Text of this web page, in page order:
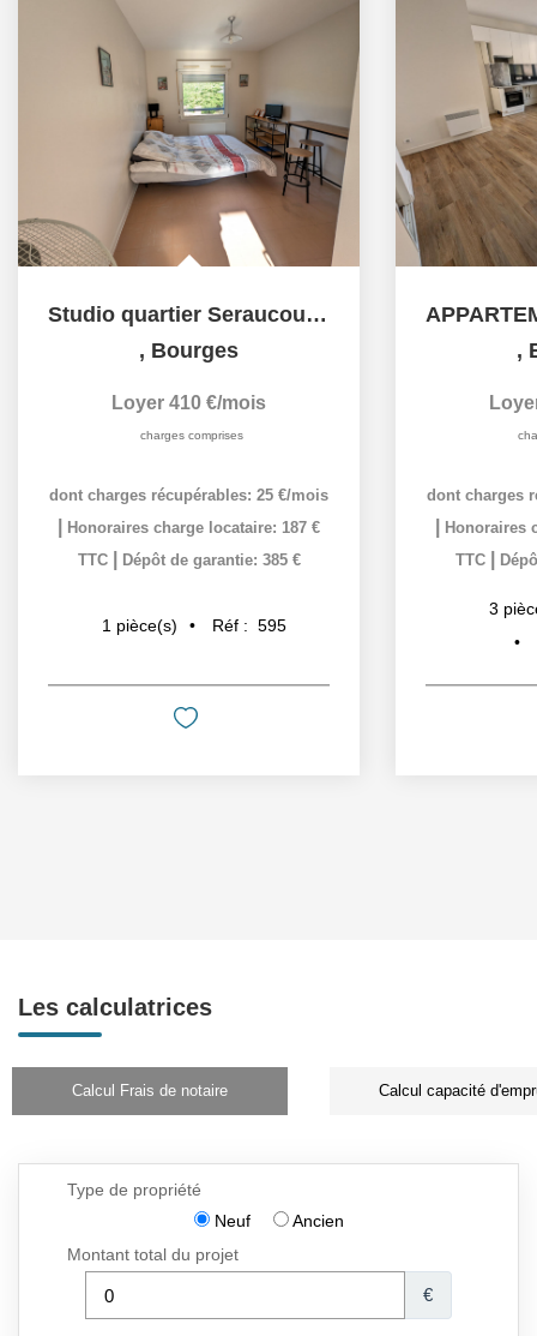
Studio quartier Seraucourt/Industrie
, Bourges
Loyer 410 €/mois
charges comprises
dont charges récupérables: 25 €/mois
Honoraires charge locataire: 187 €
TTC
Dépôt de garantie: 385 €
1 pièce(s) Réf : 595
,
dont charges
Honoraires
TTC
3
Les calculatrices
Calcul Frais de notaire Calcul capacité